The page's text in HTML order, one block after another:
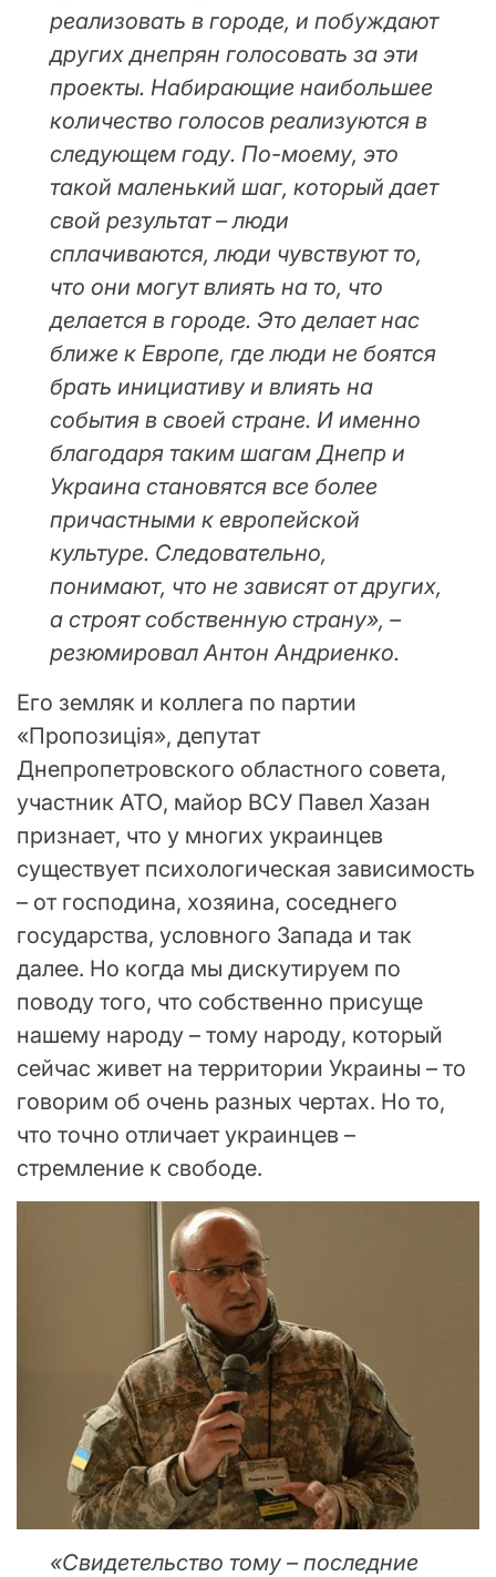
реализовать в городе, и побуждают
других днепрян голосовать за эти
проекты. Набирающие наибольшее
количество голосов реализуются в
следующем году. По-моему, это
такой маленький шаг, который дает
свой результат – люди
сплачиваются, люди чувствуют то,
что они могут влиять на то, что
делается в городе. Это делает нас
ближе к Европе, где люди не боятся
брать инициативу и влиять на
события в своей стране. И именно
благодаря таким шагам Днепр и
Украина становятся все более
причастными к европейской
культуре. Следовательно,
понимают, что не зависят от других,
а строят собственную страну», –
резюмировал Антон Андриенко.
Его земляк и коллега по партии
«Пропозиція», депутат
Днепропетровского областного совета,
участник АТО, майор ВСУ Павел Хазан
признает, что у многих украинцев
существует психологическая зависимость
– от господина, хозяина, соседнего
государства, условного Запада и так
далее. Но когда мы дискутируем по
поводу того, что собственно присуще
нашему народу – тому народу, который
сейчас живет на территории Украины – то
говорим об очень разных чертах. Но то,
что точно отличает украинцев –
стремление к свободе.
«Свидетельство тому – последние